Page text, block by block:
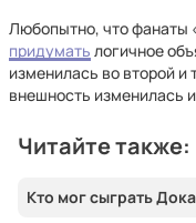
Любопытно, что фанаты
придумать логичное
изменилась во второй
внешность изменилась
Читайте также:
Кто мог сыграть